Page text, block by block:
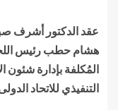
عقد الدكتور أشرف
هشام حطب رئيس
المُكلفة بإدارة شئون
التنفيذي للاتحاد